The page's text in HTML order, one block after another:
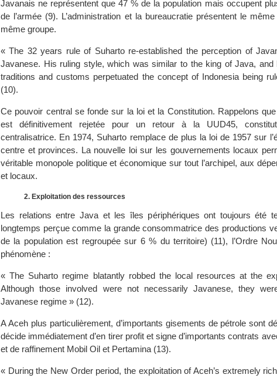
Javanais ne représentent que 47 % de la population mais occupent
de l’armée (9). L’administration et la bureaucratie présentent le
même groupe.
« The 32 years rule of Suharto re-established the perception of
Javanese. His ruling style, which was similar to the king of Java, and
traditions and customs perpetuated the concept of Indonesia being
(10).
Ce pouvoir central se fonde sur la loi et la Constitution. Rappelons que
est définitivement rejetée pour un retour à la UUD45,
centralisatrice. En 1974, Suharto remplace de plus la loi de 1957 sur
centre et provinces. La nouvelle loi sur les gouvernements locaux
véritable monopole politique et économique sur tout l’archipel, aux
et locaux.
2. Exploitation des ressources
Les relations entre Java et les îles périphériques ont toujours été
longtemps perçue comme la grande consommatrice des productions
de la population est regroupée sur 6 % du territoire) (11), l’Ordre
phénomène :
« The Suharto regime blatantly robbed the local resources at the
Although those involved were not necessarily Javanese, they
Javanese regime » (12).
A Aceh plus particulièrement, d’importants gisements de pétrole sont
décide immédiatement d’en tirer profit et signe d’importants contrats
et de raffinement Mobil Oil et Pertamina (13).
« During the New Order period, the exploitation of Aceh’s extremely